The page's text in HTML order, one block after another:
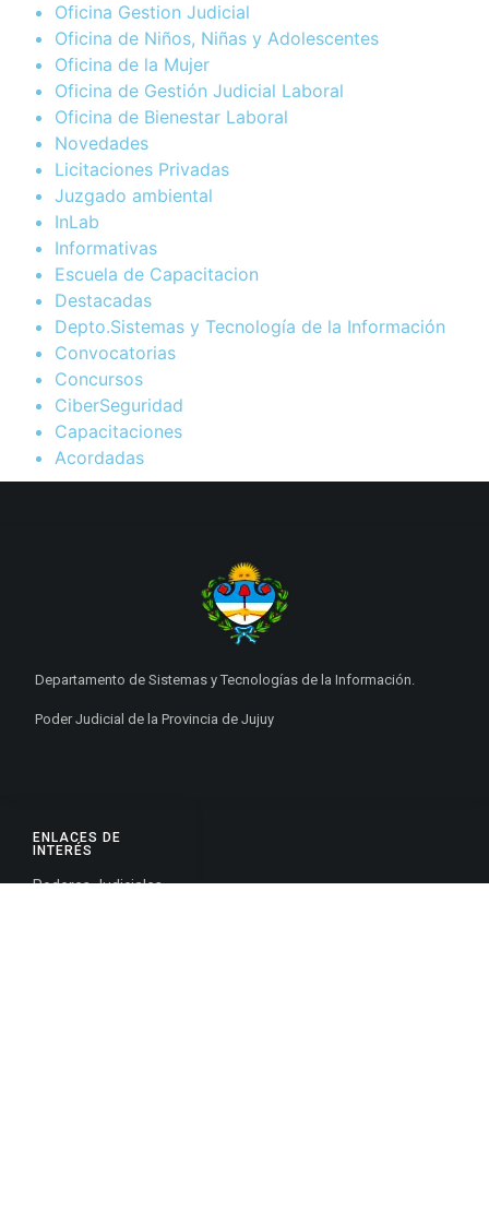
Oficina Gestion Judicial
Oficina de Niños, Niñas y Adolescentes
Oficina de la Mujer
Oficina de Gestión Judicial Laboral
Oficina de Bienestar Laboral
Novedades
Licitaciones Privadas
Juzgado ambiental
InLab
Informativas
Escuela de Capacitacion
Destacadas
Depto.Sistemas y Tecnología de la Información
Convocatorias
Concursos
CiberSeguridad
Capacitaciones
Acordadas
ENLACES DE
INTERÉS
Poderes Judiciales
Departamento de Sistemas y Tecnologías de la Información.
Poder Judicial de la Provincia de Jujuy